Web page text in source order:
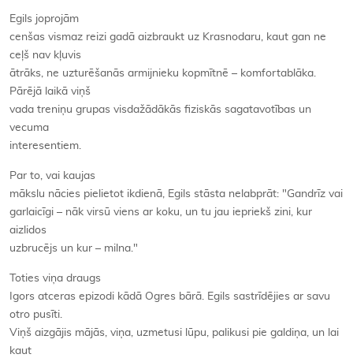
Egils joprojām
cenšas vismaz reizi gadā aizbraukt uz Krasnodaru, kaut gan ne
ceļš nav kļuvis
ātrāks, ne uzturēšanās armijnieku kopmītnē – komfortablāka.
Pārējā laikā viņš
vada treniņu grupas visdažādākās fiziskās sagatavotības un
vecuma
interesentiem.
Par to, vai kaujas
mākslu nācies pielietot ikdienā, Egils stāsta nelabprāt: "Gandrīz vai
garlaicīgi – nāk virsū viens ar koku, un tu jau iepriekš zini, kur
aizlidos
uzbrucējs un kur – milna."
Toties viņa draugs
Igors atceras epizodi kādā Ogres bārā. Egils sastrīdējies ar savu
otro pusīti.
Viņš aizgājis mājās, viņa, uzmetusi lūpu, palikusi pie galdiņa, un lai
kaut